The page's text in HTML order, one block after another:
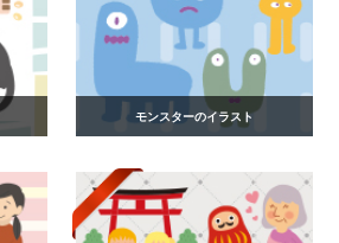
モンスターのイラスト